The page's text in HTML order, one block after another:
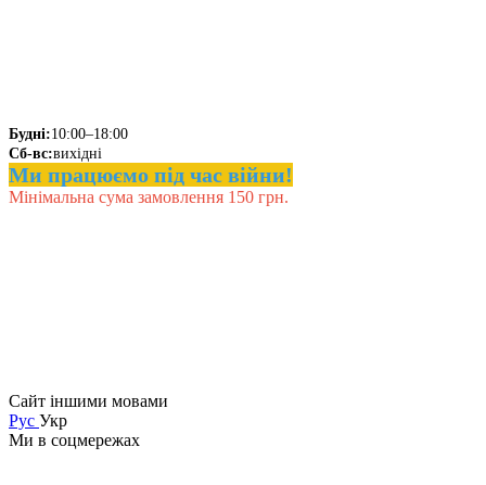
Будні:10:00–18:00
Сб-вс:вихідні
Ми працюємо під час війни!
Мінімальна сума замовлення 150 грн.
Сайт іншими мовами
Рус Укр
Ми в соцмережах